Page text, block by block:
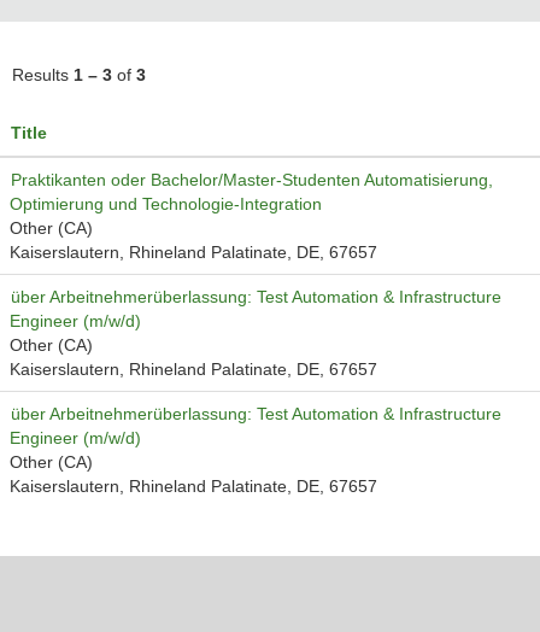
Results 1 – 3 of 3
Title
Praktikanten oder Bachelor/Master-Studenten Automatisierung,
Optimierung und Technologie-Integration
Other (CA)
Kaiserslautern, Rhineland Palatinate, DE, 67657
über Arbeitnehmerüberlassung: Test Automation & Infrastructure
Engineer (m/w/d)
Other (CA)
Kaiserslautern, Rhineland Palatinate, DE, 67657
über Arbeitnehmerüberlassung: Test Automation & Infrastructure
Engineer (m/w/d)
Other (CA)
Kaiserslautern, Rhineland Palatinate, DE, 67657